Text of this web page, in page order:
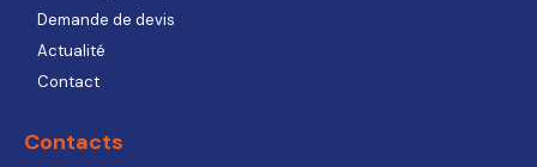
Demande de devis
Actualité
Contact
Contacts